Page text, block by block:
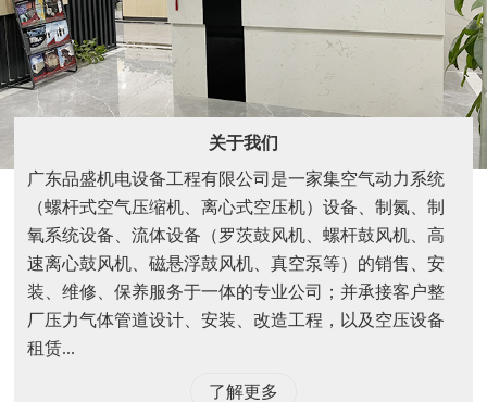
关于我们
广东品盛机电设备工程有限公司是一家集空气动力系统
（螺杆式空气压缩机、离心式空压机）设备、制氮、制
氧系统设备、流体设备（罗茨鼓风机、螺杆鼓风机、高
速离心鼓风机、磁悬浮鼓风机、真空泵等）的销售、安
装、维修、保养服务于一体的专业公司；并承接客户整
厂压力气体管道设计、安装、改造工程，以及空压设备
租赁...
了解更多